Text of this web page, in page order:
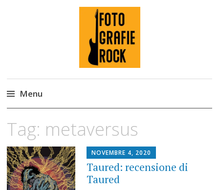
Fotografie ROCK
Menu
content
Tag: metaversus
NOVEMBRE 4, 2020
Taured: recensione di
Taured